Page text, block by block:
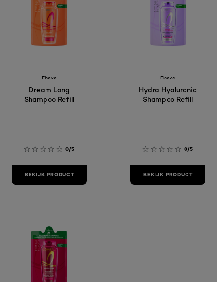
Elseve
Dream Long
Shampoo Refill
0/5
BEKIJK PRODUCT
Elseve
Hydra Hyaluronic
Shampoo Refill
0/5
BEKIJK PRODUCT